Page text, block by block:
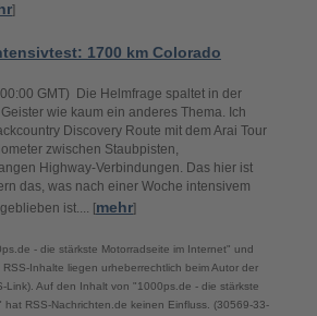
]
1700 km Colorado
GMT) Die Helmfrage spaltet in der
wie kaum ein anderes Thema. Ich
Discovery Route mit dem Arai Tour
zwischen Staubpisten,
Highway-Verbindungen. Das hier ist
das, was nach einer Woche intensivem
ist.... [mehr]
- die stärkste Motorradseite im Internet" und
Inhalte liegen urheberrechtlich beim Autor der
Link). Auf den Inhalt von "1000ps.de - die stärkste
hat RSS-Nachrichten.de keinen Einfluss. (30569-33-